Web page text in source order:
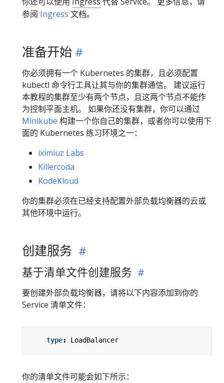
参阅 Ingress 文档。
准备开始
你必须拥有一个 Kubernetes 的集群，且必须配置
kubectl 命令行工具让其与你的集群通信。 建议运行
本教程的集群至少有两个节点，且这两个节点不能作
为控制平面主机。 如果你还没有集群，你可以通过
Minikube 构建一个你自己的集群，或者你可以使用下
面的 Kubernetes 练习环境之一：
iximiuz Labs
Killercoda
KodeKloud
你的集群必须在已经支持配置外部负载均衡器的云或
其他环境中运行。
创建服务
基于清单文件创建服务
要创建外部负载均衡器，请将以下内容添加到你的
Service 清单文件：
type: LoadBalancer
你的清单文件可能会如下所示：